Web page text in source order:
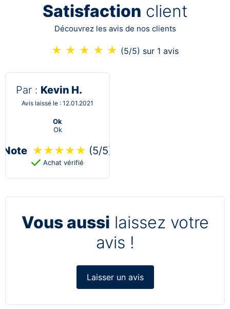
Satisfaction client
Découvrez les avis de nos clients
★ ★ ★ ★ ★ (5/5) sur 1 avis
Par : Kevin H.
Avis laissé le : 12.01.2021
Ok
Ok
Note ★★★★★ (5/5)
Achat vérifié
Vous aussi laissez votre
avis !
Laisser un avis